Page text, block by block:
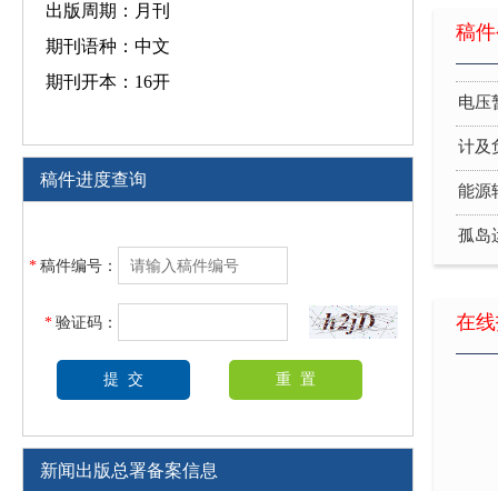
稿
基于
电压
计及
能源
孤岛
电力
基
电压
在
出版周期：月刊
期刊语种：中文
期刊开本：16开
稿件进度查询
* 稿件编号：
* 验证码：
新闻出版总署备案信息